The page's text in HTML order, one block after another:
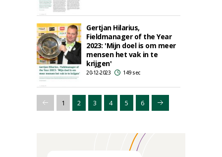
Gertjan Hilarius,
Fieldmanager of the Year
2023: 'Mijn doel is om meer
mensen het vak in te
krijgen'
20-12-2023 149 sec
1 2 3 4 5 6